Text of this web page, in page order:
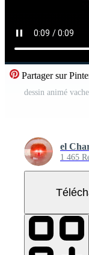
Partager sur
dessin animé
el
1 465